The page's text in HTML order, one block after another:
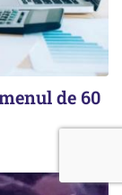
de 60